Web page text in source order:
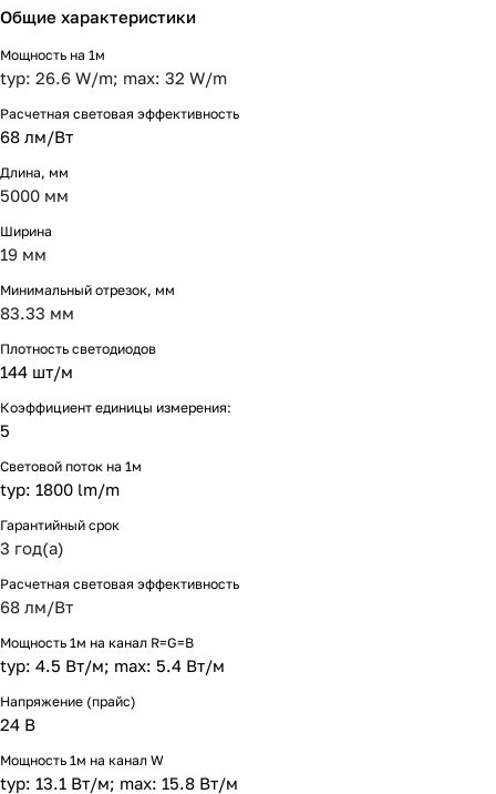
Общие характеристики
Мощность на 1м
typ: 26.6 W/m; max: 32 W/m
Расчетная световая эффективность
68 лм/Вт
Длина, мм
5000 мм
Ширина
19 мм
Минимальный отрезок, мм
83.33 мм
Плотность светодиодов
144 шт/м
Коэффициент единицы измерения:
5
Световой поток на 1м
typ: 1800 lm/m
Гарантийный срок
3 год(а)
Расчетная световая эффективность
68 лм/Вт
Мощность 1м на канал R=G=B
typ: 4.5 Вт/м; max: 5.4 Вт/м
Напряжение (прайс)
24 В
Мощность 1м на канал W
typ: 13.1 Вт/м; max: 15.8 Вт/м